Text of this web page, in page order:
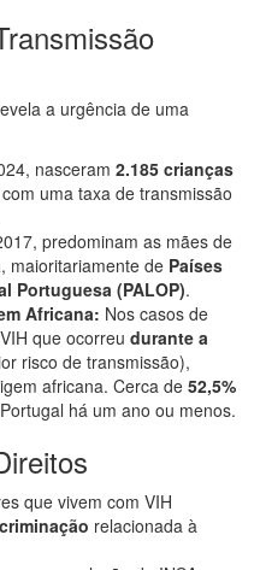
a urgência de uma
nasceram 2.185 crianças
uma taxa de transmissão
predominam as mães de
, maioritariamente de Países
Portuguesa (PALOP).
Africana: Nos casos de
que ocorreu durante a
risco de transmissão),
africana. Cerca de 52,5%
há um ano ou menos.
que vivem com VIH
relacionada à